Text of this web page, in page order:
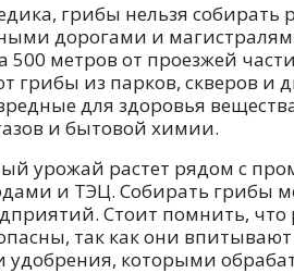
грибы нельзя собирать
дорогами и
500 метров от проезжей
грибы из парков, скверов и
для здоровья
и бытовой химии.
урожай растет рядом с
и ТЭЦ. Собирать грибы
Стоит помнить,
так как они
удобрения, которыми